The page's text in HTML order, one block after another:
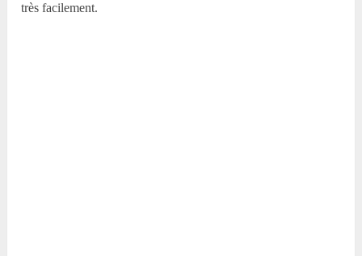
très facilement.